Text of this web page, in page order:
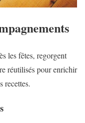
les fêtes, regorgent
réutilisés pour enrichir
recettes.